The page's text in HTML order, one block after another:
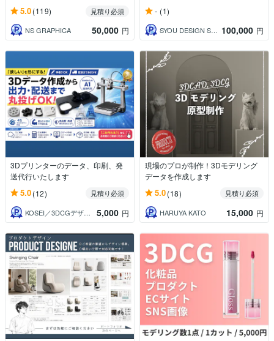
5.0(119)
見積り必須
NS GRAPHICA
50,000 円
- (1)
SYOU DESIGN STUDIO 100,000 円
3Dプリンターのデータ、印刷、発
送代行いたします
5.0(12)
見積り必須
KOSEI／3DCGデザイナー
5,000 円
現場のプロが制作！3Dモデリング
データを作成します
5.0(18)
見積り必須
HARUYA KATO
15,000 円